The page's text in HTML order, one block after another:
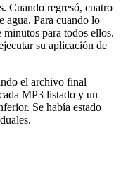
Cuando regresó, cuatro
agua. Para cuando lo
para todos ellos.
su aplicación de
el archivo final
MP3 listado y un
Se había estado